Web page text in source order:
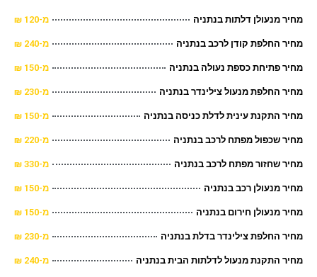
מנעולן דלתות בנתניה מ-120 ₪
החלפת קודן לרכב בנתניה מ-240 ₪
פתיחת כספת נעולה בנתניה מ-150 ₪
החלפת מנעול צילינדר בנתניה מ-230 ₪
התקנת עינית לדלת כניסה בנתניה מ-150 ₪
שכפול מפתח לרכב בנתניה מ-220 ₪
שחזור מפתח לרכב בנתניה מ-330 ₪
מנעולן רכב בנתניה מ-150 ₪
מנעולן חירום בנתניה מ-150 ₪
החלפת צילינדר בדלת בנתניה מ-230 ₪
התקנת מנעול לדלתות הבית בנתניה מ-240 ₪